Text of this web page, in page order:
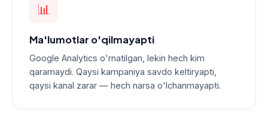
📊
Ma'lumotlar o'qilmayapti
Google Analytics o'rnatilgan, lekin hech kim
qaramaydi. Qaysi kampaniya savdo keltiryapti,
qaysi kanal zarar — hech narsa o'lchanmayapti.